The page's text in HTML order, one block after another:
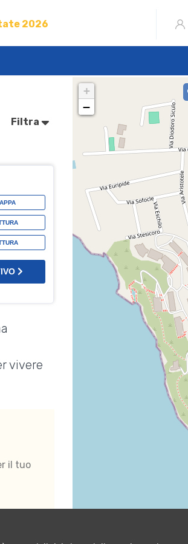
2026
Filtra
vivere
il tuo
+
−